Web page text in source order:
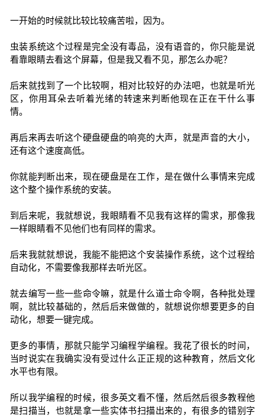
一开始的时候就比较比较痛苦啦，因为。
虫装系统这个过程是完全没有毒品，没有语音的，你只能是说
看靠眼睛去看这个屏幕，但是我又看不见，那怎么办呢？
后来就找到了一个比较啊，相对比较好的办法吧，也就是听光
区，你用耳朵去听着光绪的转速来判断他现在正在干什么事
情。
再后来再去听这个硬盘硬盘的响亮的大声，就是声音的大小，
还有这个速度高低。
你就能判断出来，现在硬盘是在工作，是在做什么事情来完成
这个整个操作系统的安装。
到后来呢，我就想说，我眼睛看不见我有这样的需求，那像我
一样眼睛看不见他们也有同样的需求。
后来我就就想说，我能不能把这个安装操作系统，这个过程给
自动化，不需要像我那样去听光区。
就去编写一些一些命令嘛，就是什么道士命令啊，各种批处理
啊，就比较基础的，然后后来做做的，就想说你想要更多的自
动化，想要一键完成。
更多的事情，那就只能学习编程学编程。我花了很长的时间，
当时说实在我确实没有受过什么正正规的这种教育，然后文化
水平也有限。
所以我学编程的时候，很多英文看不懂，然后然后很多教程他
是扫描当，也就是拿一些实体书扫描出来的，有很多的错别字